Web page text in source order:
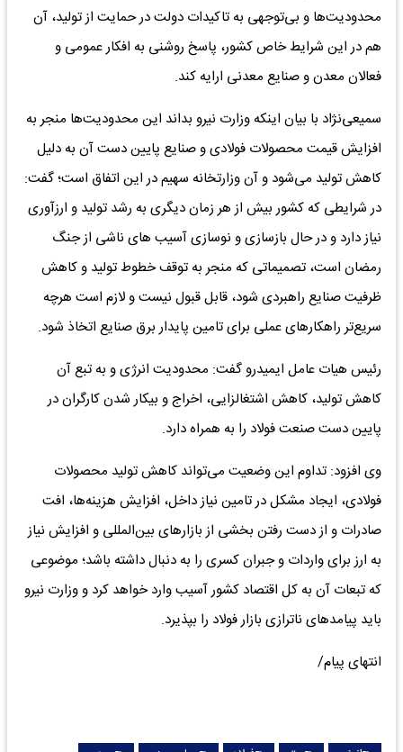
محدودیت‌ها و بی‌توجهی به تاکیدات دولت در حمایت از تولید، آن
هم در این شرایط خاص کشور، پاسخ روشنی به افکار عمومی و
فعالان معدن و صنایع معدنی ارایه کند.
سمیعی‌نژاد با بیان اینکه وزارت نیرو بداند این محدودیت‌ها منجر به
افزایش قیمت محصولات فولادی و صنایع پایین دست آن به دلیل
کاهش تولید می‌شود و آن وزارتخانه سهیم در این اتفاق است؛ گفت:
در شرایطی که کشور بیش از هر زمان دیگری به رشد تولید و ارزآوری
نیاز دارد و در حال بازسازی و نوسازی آسیب های ناشی از جنگ
رمضان است، تصمیماتی که منجر به توقف خطوط تولید و کاهش
ظرفیت صنایع راهبردی شود، قابل قبول نیست و لازم است هرچه
سریع‌تر راهکارهای عملی برای تامین پایدار برق صنایع اتخاذ شود.
رئیس هیات عامل ایمیدرو گفت: محدودیت انرژی و به تبع آن
کاهش تولید، کاهش اشتغالزایی، اخراج و بیکار شدن کارگران در
پایین دست صنعت فولاد را به همراه دارد.
وی افزود: تداوم این وضعیت می‌تواند کاهش تولید محصولات
فولادی، ایجاد مشکل در تامین نیاز داخل، افزایش هزینه‌‌ها، افت
صادرات و از دست رفتن بخشی از بازارهای بین‌المللی و افزایش نیاز
به ارز برای واردات و جبران کسری را به دنبال داشته باشد؛ موضوعی
که تبعات آن به کل اقتصاد کشور آسیب وارد خواهد کرد و وزارت نیرو
باید پیامدهای ناترازی بازار فولاد را بپذیرد.
انتهای پیام/